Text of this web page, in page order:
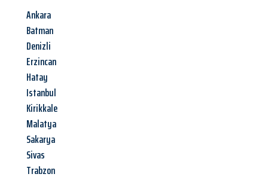
Ankara
Batman
Denizli
Erzincan
Hatay
Istanbul
Kirikkale
Malatya
Sakarya
Sivas
Trabzon